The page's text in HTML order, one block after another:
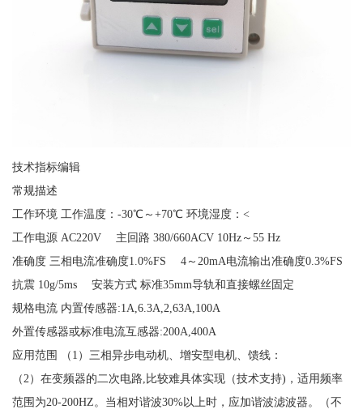
技术指标编辑
常规描述
工作环境 工作温度：-30℃～+70℃ 环境湿度：<
工作电源 AC220V 主回路 380/660ACV 10Hz～55 Hz
准确度 三相电流准确度1.0%FS 4～20mA电流输出准确度0.3%FS
抗震 10g/5ms 安装方式 标准35mm导轨和直接螺丝固定
规格电流 内置传感器:1A,6.3A,2,63A,100A
外置传感器或标准电流互感器:200A,400A
应用范围 （1）三相异步电动机、增安型电机、馈线：
（2）在变频器的二次电路,比较难具体实现（技术支持)，适用频率
范围为20-200HZ。当相对谐波30%以上时，应加谐波滤波器。（不